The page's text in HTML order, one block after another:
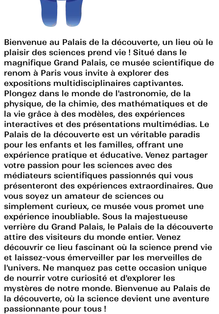
Bienvenue au Palais de la découverte, un lieu où le
plaisir des sciences prend vie ! Situé dans le
magnifique Grand Palais, ce musée scientifique de
renom à Paris vous invite à explorer des
expositions multidisciplinaires captivantes.
Plongez dans le monde de l'astronomie, de la
physique, de la chimie, des mathématiques et de
la vie grâce à des modèles, des expériences
interactives et des présentations multimédias. Le
Palais de la découverte est un véritable paradis
pour les enfants et les familles, offrant une
expérience pratique et éducative. Venez partager
votre passion pour les sciences avec des
médiateurs scientifiques passionnés qui vous
présenteront des expériences extraordinaires. Que
vous soyez un amateur de sciences ou
simplement curieux, ce musée vous promet une
expérience inoubliable. Sous la majestueuse
verrière du Grand Palais, le Palais de la découverte
attire des visiteurs du monde entier. Venez
découvrir ce lieu fascinant où la science prend vie
et laissez-vous émerveiller par les merveilles de
l'univers. Ne manquez pas cette occasion unique
de nourrir votre curiosité et d'explorer les
mystères de notre monde. Bienvenue au Palais de
la découverte, où la science devient une aventure
passionnante pour tous !